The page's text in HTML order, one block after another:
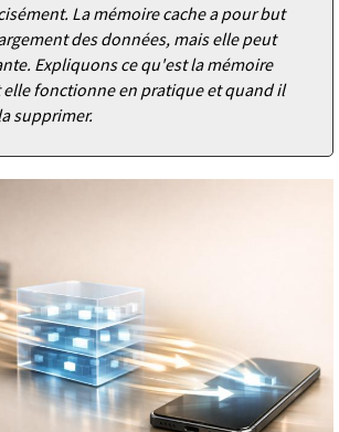
La mémoire cache a pour but
des données, mais elle peut
Expliquons ce qu'est la mémoire
elle fonctionne en pratique et quand il
supprimer.